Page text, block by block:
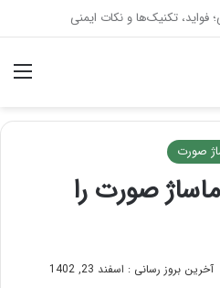
درمانی افسردگی را درمان کنید!
صورت
ماساژ صورت را
آخرین بروز رسانی : اسفند 23, 1402